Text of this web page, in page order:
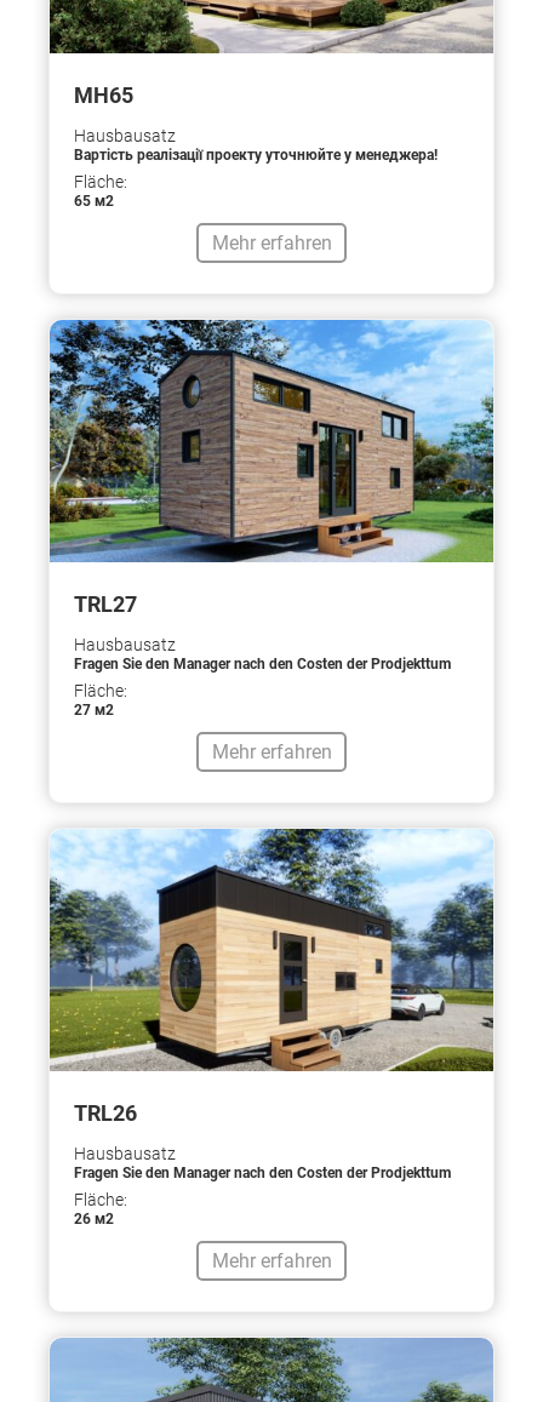
МН65
Hausbausatz
Вартість реалізації проекту уточнюйте у менеджера!
Fläche:
65 м2
Mehr erfahren
TRL27
Hausbausatz
Fragen Sie den Manager nach den Costen der Prodjekttum
Fläche:
27 м2
Mehr erfahren
TRL26
Hausbausatz
Fragen Sie den Manager nach den Costen der Prodjekttum
Fläche:
26 м2
Mehr erfahren